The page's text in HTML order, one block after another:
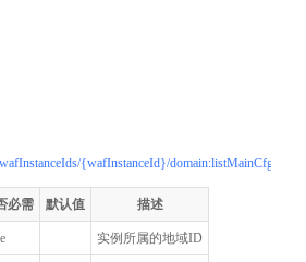
{wafInstanceId}/domain:listMainCfg
必需 默认值 描述
实例所属的地域ID